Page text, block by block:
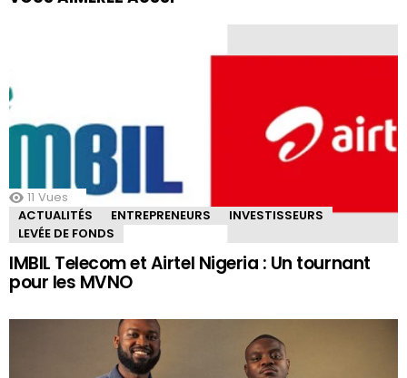
11 Vues
ACTUALITÉS
ENTREPRENEURS
INVESTISSEURS
LEVÉE DE FONDS
IMBIL Telecom et Airtel Nigeria : Un tournant
pour les MVNO